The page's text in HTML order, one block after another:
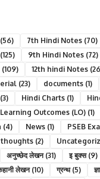
(56) 7th Hindi Notes (70)
(125) 9th Hindi Notes (72)
(109) 12th hindi Notes
(23) documents (1)
(3) Hindi Charts (1)
Learning Outcomes (LO) (1)
(4) News (1) PSEB
thoughts (2)
अनुच्छेद लेखन(31) इ बुक्स(9)
लेखन(10) ग्रन्थ(5)